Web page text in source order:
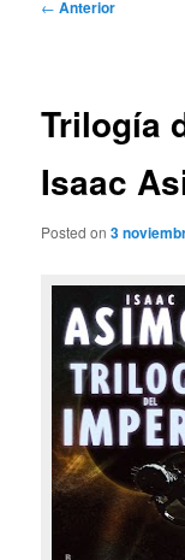
← Anterior
Trilogía
Isaac
Posted on3